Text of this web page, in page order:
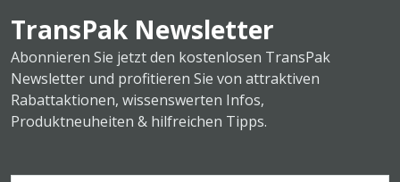
TransPak Newsletter
Abonnieren Sie jetzt den kostenlosen TransPak
Newsletter und profitieren Sie von attraktiven
Rabattaktionen, wissenswerten Infos,
Produktneuheiten & hilfreichen Tipps.